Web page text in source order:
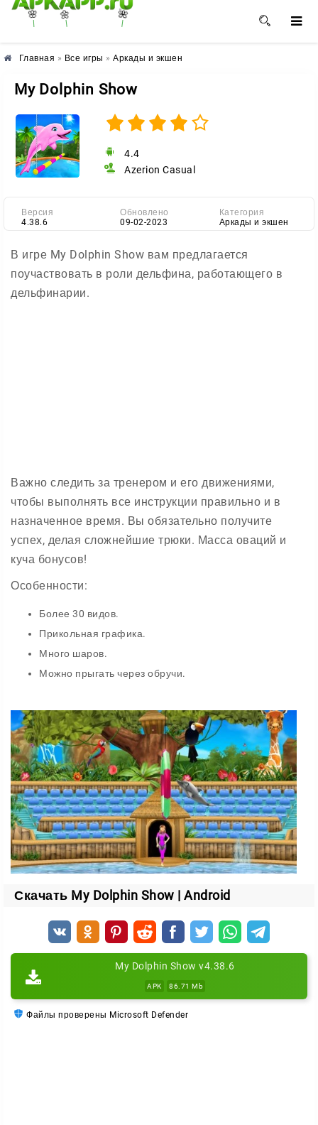
🌸 🌼 🌺
Главная » Все игры » Аркады и экшен
My Dolphin Show
4.4
Azerion Casual
Версия
4.38.6
Обновлено
09-02-2023
Категория
Аркады и экшен
В игре My Dolphin Show вам предлагается
поучаствовать в роли дельфина, работающего в
дельфинарии.
Важно следить за тренером и его движениями,
чтобы выполнять все инструкции правильно и в
назначенное время. Вы обязательно получите
успех, делая сложнейшие трюки. Масса оваций и
куча бонусов!
Особенности:
Более 30 видов.
Прикольная графика.
Много шаров.
Можно прыгать через обручи.
Скачать My Dolphin Show | Android
My Dolphin Show v4.38.6
APK 86.71 Mb
Файлы проверены Microsoft Defender